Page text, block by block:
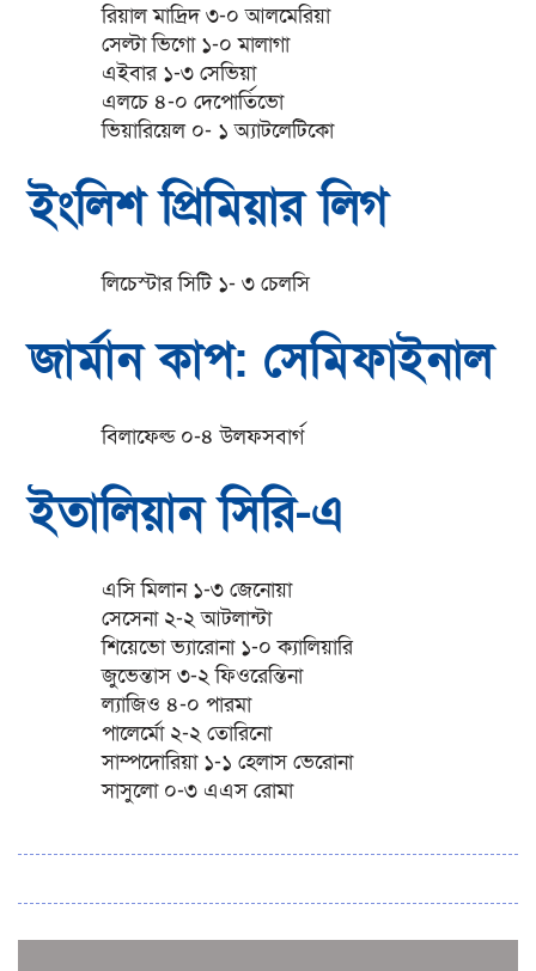
রিয়াল মাদ্রিদ ৩-০ আলমেরিয়া
সেল্টা ভিগো ১-০ মালাগা
এইবার ১-৩ সেভিয়া
এলচে ৪-০ দেপোর্তিভো
ভিয়ারিয়েল ০- ১ অ্যাটলেটিকো
ইংলিশ প্রিমিয়ার লিগ
লিচেস্টার সিটি ১- ৩ চেলসি
জার্মান কাপ: সেমিফাইনাল
বিলাফেল্ড ০-৪ উলফসবার্গ
ইতালিয়ান সিরি-এ
এসি মিলান ১-৩ জেনোয়া
সেসেনা ২-২ আটলান্টা
শিয়েভো ভ্যারোনা ১-০ ক্যালিয়ারি
জুভেন্তাস ৩-২ ফিওরেন্তিনা
ল্যাজিও ৪-০ পারমা
পালের্মো ২-২ তোরিনো
সাম্পদোরিয়া ১-১ হেলাস ভেরোনা
সাসুলো ০-৩ এএস রোমা